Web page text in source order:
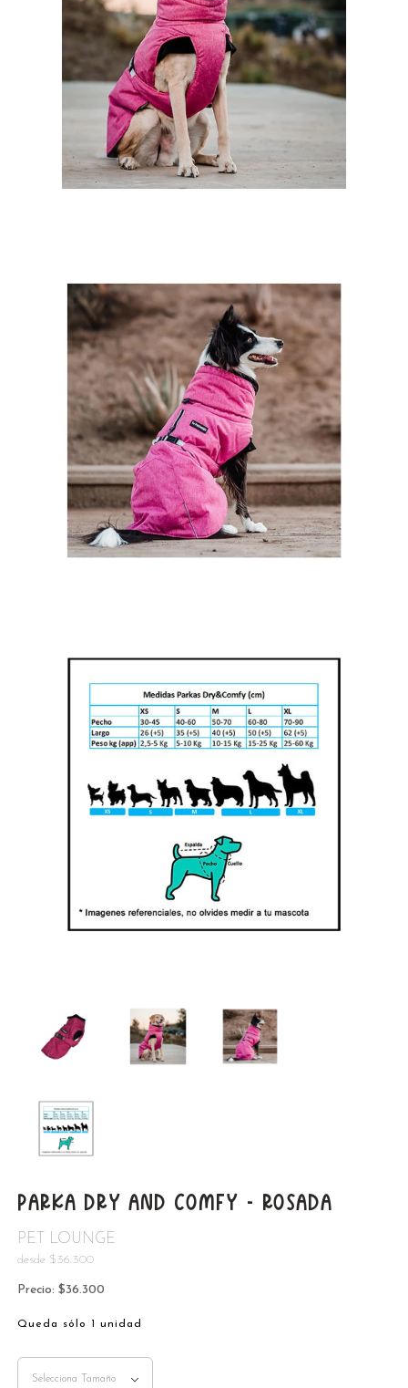
PARKA DRY AND COMFY - ROSADA
PET LOUNGE
desde $36.300
Precio: $36.300
Queda sólo 1 unidad